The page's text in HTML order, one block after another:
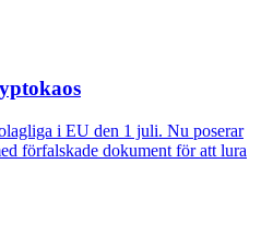
i EU den 1 juli. Nu poserar
förfalskade dokument för att lura